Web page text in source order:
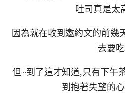
吐司真是太
因為就在收到邀約文的前幾
去要吃
但~到了這才知道,只有下午
到抱著失望的